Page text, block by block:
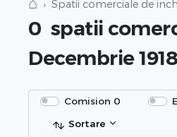
Spatii comerciale de
0 spatii
Decembrie
Comision 0
Sortare